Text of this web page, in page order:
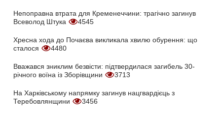
Непоправна втрата для Кременеччини: трагічно загинув
Всеволод Штука
4545
Хресна хода до Почаєва викликала хвилю обурення: що
сталося
4480
Вважався зниклим безвісти: підтвердилася загибель 30-
річного воїна із Зборівщини
3713
На Харківському напрямку загинув нацгвардієць з
Теребовлянщини
3456